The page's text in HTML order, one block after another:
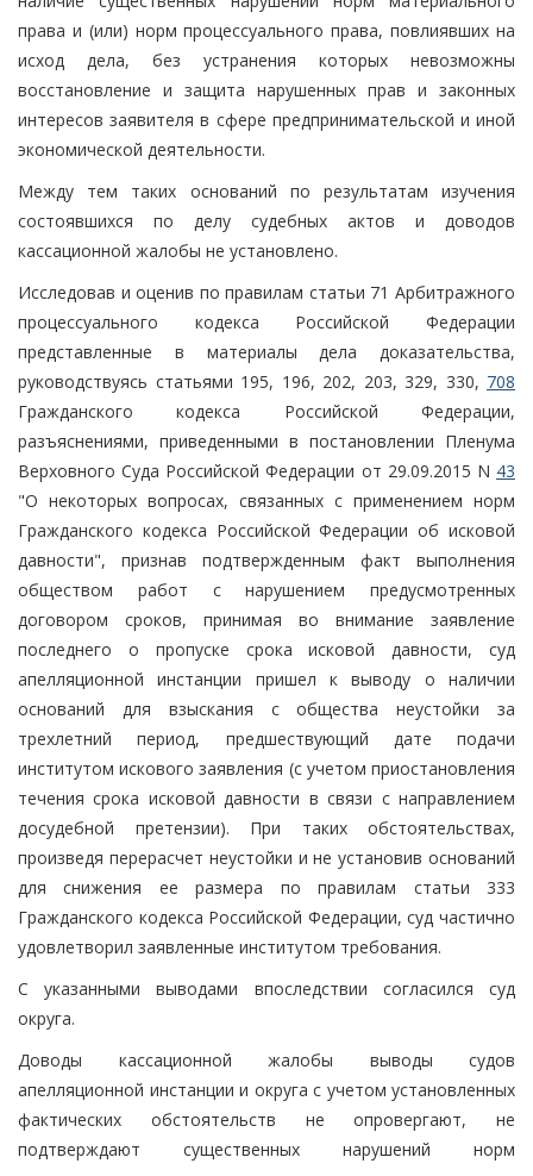
права и (или) норм процессуального права, повлиявших на
исход дела, без устранения которых невозможны
восстановление и защита нарушенных прав и законных
интересов заявителя в сфере предпринимательской и иной
экономической деятельности.
Между тем таких оснований по результатам изучения
состоявшихся по делу судебных актов и доводов
кассационной жалобы не установлено.
Исследовав и оценив по правилам статьи 71 Арбитражного
процессуального кодекса Российской Федерации
представленные в материалы дела доказательства,
руководствуясь статьями 195, 196, 202, 203, 329, 330, 708
Гражданского кодекса Российской Федерации,
разъяснениями, приведенными в постановлении Пленума
Верховного Суда Российской Федерации от 29.09.2015 N 43
"О некоторых вопросах, связанных с применением норм
Гражданского кодекса Российской Федерации об исковой
давности", признав подтвержденным факт выполнения
обществом работ с нарушением предусмотренных
договором сроков, принимая во внимание заявление
последнего о пропуске срока исковой давности, суд
апелляционной инстанции пришел к выводу о наличии
оснований для взыскания с общества неустойки за
трехлетний период, предшествующий дате подачи
институтом искового заявления (с учетом приостановления
течения срока исковой давности в связи с направлением
досудебной претензии). При таких обстоятельствах,
произведя перерасчет неустойки и не установив оснований
для снижения ее размера по правилам статьи 333
Гражданского кодекса Российской Федерации, суд частично
удовлетворил заявленные институтом требования.
С указанными выводами впоследствии согласился суд
округа.
Доводы кассационной жалобы выводы судов
апелляционной инстанции и округа с учетом установленных
фактических обстоятельств не опровергают, не
подтверждают существенных нарушений норм